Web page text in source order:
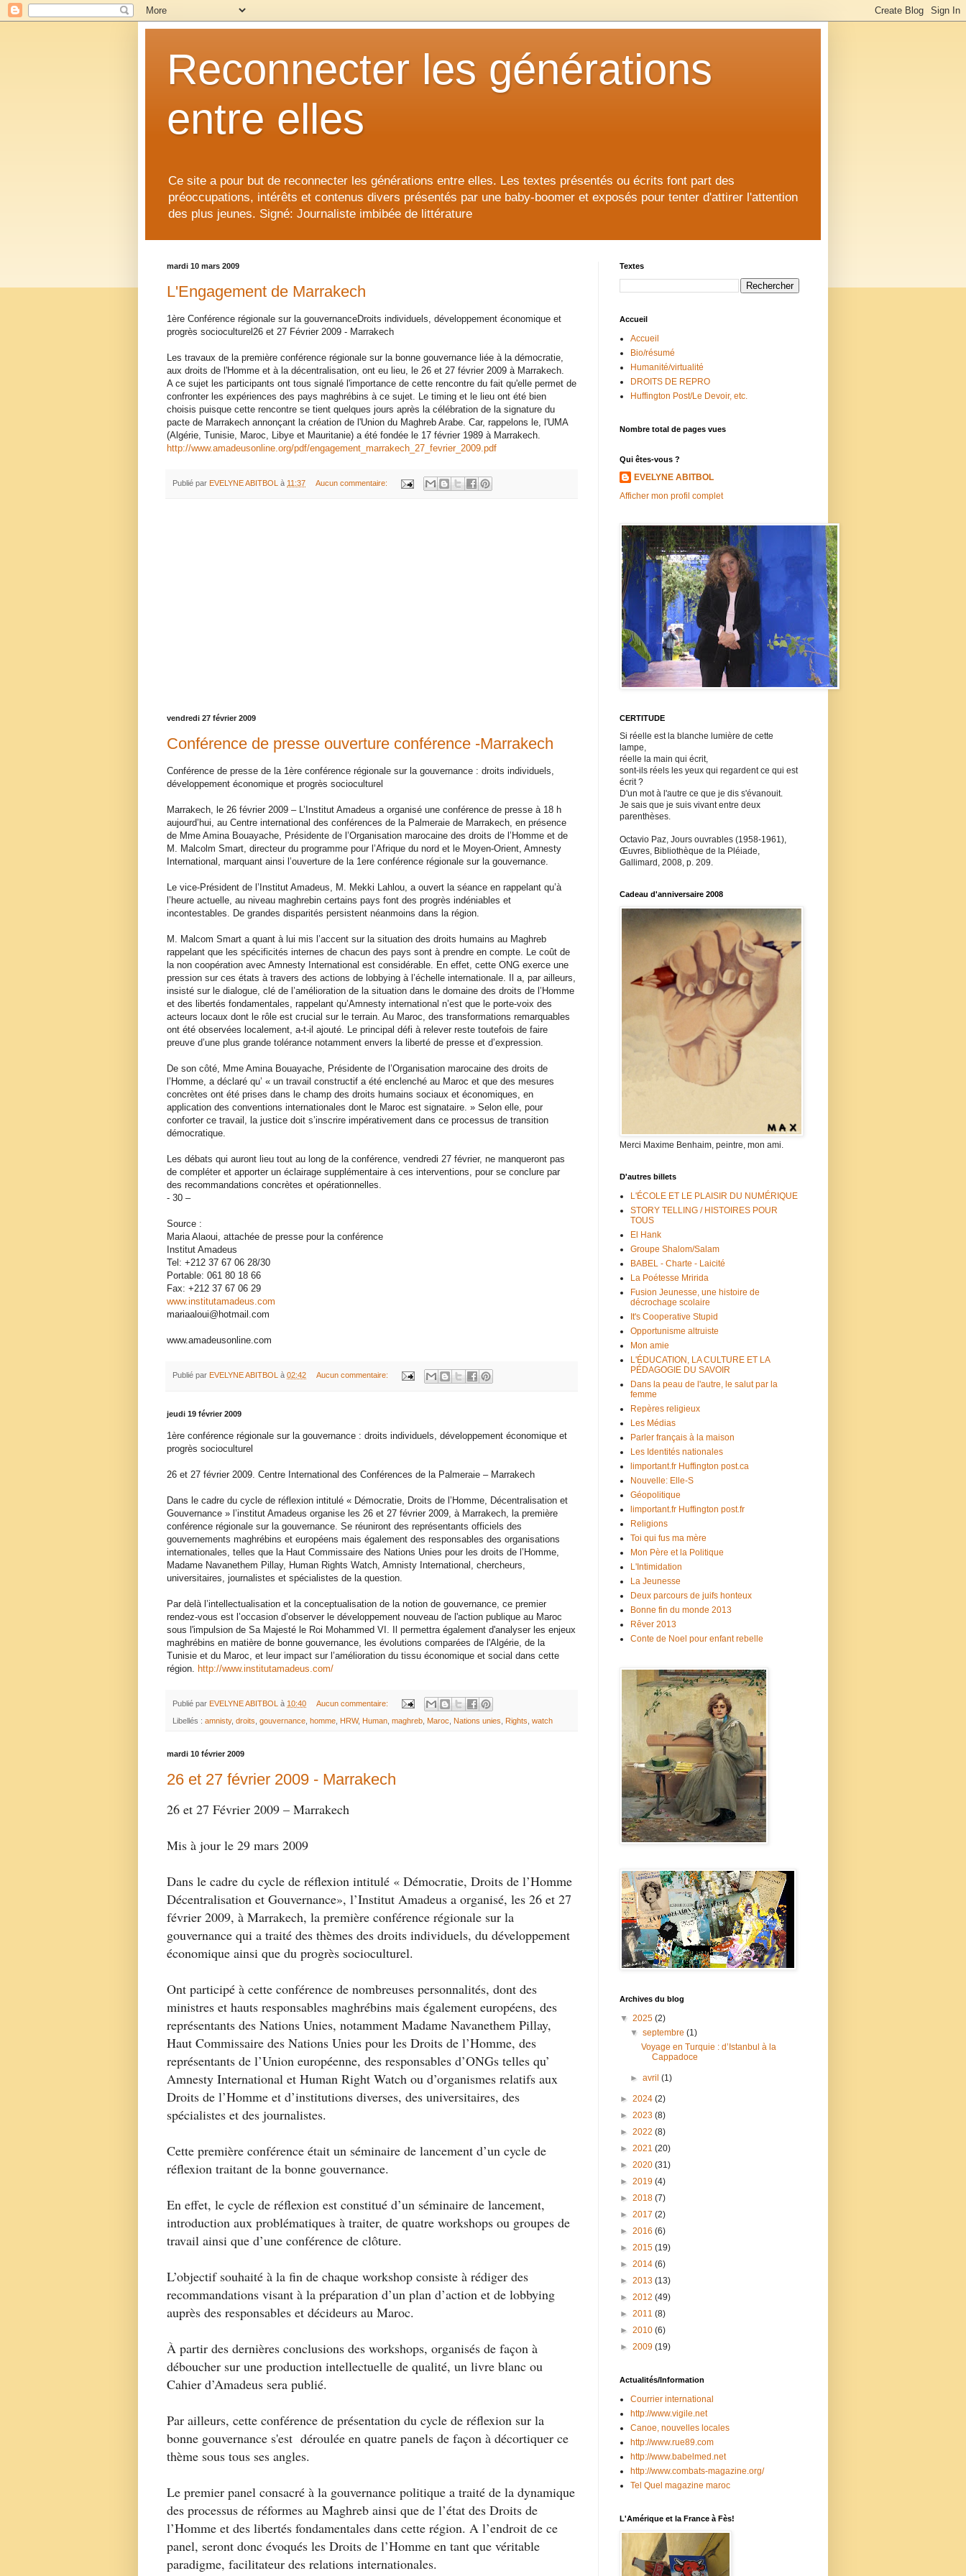
Reconnecter les générations
entre elles
Ce site a pour but de reconnecter les générations entre elles. Les textes présentés ou écrits font part des
préoccupations, intérêts et contenus divers présentés par une baby-boomer et exposés pour tenter d'attirer l'attention
des plus jeunes. Signé: Journaliste imbibée de littérature
mardi 10 mars 2009
L'Engagement de Marrakech
1ère Conférence régionale sur la gouvernanceDroits individuels, développement économique et
progrès socioculturel26 et 27 Février 2009 - Marrakech
Les travaux de la première conférence régionale sur la bonne gouvernance liée à la démocratie,
aux droits de l'Homme et à la décentralisation, ont eu lieu, le 26 et 27 février 2009 à Marrakech.
A ce sujet les participants ont tous signalé l'importance de cette rencontre du fait qu'elle permet de
confronter les expériences des pays maghrébins à ce sujet. Le timing et le lieu ont été bien
choisis puisque cette rencontre se tient quelques jours après la célébration de la signature du
pacte de Marrakech annonçant la création de l'Union du Maghreb Arabe. Car, rappelons le, l'UMA
(Algérie, Tunisie, Maroc, Libye et Mauritanie) a été fondée le 17 février 1989 à Marrakech.
http://www.amadeusonline.org/pdf/engagement_marrakech_27_fevrier_2009.pdf
Publié par EVELYNE ABITBOL à 11:37 Aucun commentaire:
vendredi 27 février 2009
Conférence de presse ouverture conférence -Marrakech
Conférence de presse de la 1ère conférence régionale sur la gouvernance : droits individuels,
développement économique et progrès socioculturel
Marrakech, le 26 février 2009 – L’Institut Amadeus a organisé une conférence de presse à 18 h
aujourd’hui, au Centre international des conférences de la Palmeraie de Marrakech, en présence
de Mme Amina Bouayache, Présidente de l’Organisation marocaine des droits de l’Homme et de
M. Malcolm Smart, directeur du programme pour l’Afrique du nord et le Moyen-Orient, Amnesty
International, marquant ainsi l’ouverture de la 1ere conférence régionale sur la gouvernance.
Le vice-Président de l’Institut Amadeus, M. Mekki Lahlou, a ouvert la séance en rappelant qu’à
l’heure actuelle, au niveau maghrebin certains pays font des progrès indéniables et
incontestables. De grandes disparités persistent néanmoins dans la région.
M. Malcom Smart a quant à lui mis l’accent sur la situation des droits humains au Maghreb
rappelant que les spécificités internes de chacun des pays sont à prendre en compte. Le coût de
la non coopération avec Amnesty International est considérable. En effet, cette ONG exerce une
pression sur ces états à travers des actions de lobbying à l’échelle internationale. Il a, par ailleurs,
insisté sur le dialogue, clé de l’amélioration de la situation dans le domaine des droits de l’Homme
et des libertés fondamentales, rappelant qu’Amnesty international n’est que le porte-voix des
acteurs locaux dont le rôle est crucial sur le terrain. Au Maroc, des transformations remarquables
ont été observées localement, a-t-il ajouté. Le principal défi à relever reste toutefois de faire
preuve d’une plus grande tolérance notamment envers la liberté de presse et d’expression.
De son côté, Mme Amina Bouayache, Présidente de l’Organisation marocaine des droits de
l’Homme, a déclaré qu’ « un travail constructif a été enclenché au Maroc et que des mesures
concrètes ont été prises dans le champ des droits humains sociaux et économiques, en
application des conventions internationales dont le Maroc est signataire. » Selon elle, pour
conforter ce travail, la justice doit s’inscrire impérativement dans ce processus de transition
démocratique.
Les débats qui auront lieu tout au long de la conférence, vendredi 27 février, ne manqueront pas
de compléter et apporter un éclairage supplémentaire à ces interventions, pour se conclure par
des recommandations concrètes et opérationnelles.
- 30 –
Source :
Maria Alaoui, attachée de presse pour la conférence
Institut Amadeus
Tel: +212 37 67 06 28/30
Portable: 061 80 18 66
Fax: +212 37 67 06 29
www.institutamadeus.com
mariaaloui@hotmail.com
www.amadeusonline.com
Publié par EVELYNE ABITBOL à 02:42 Aucun commentaire:
jeudi 19 février 2009
1ère conférence régionale sur la gouvernance : droits individuels, développement économique et
progrès socioculturel
26 et 27 février 2009. Centre International des Conférences de la Palmeraie – Marrakech
Dans le cadre du cycle de réflexion intitulé « Démocratie, Droits de l’Homme, Décentralisation et
Gouvernance » l’institut Amadeus organise les 26 et 27 février 2009, à Marrakech, la première
conférence régionale sur la gouvernance. Se réuniront des représentants officiels des
gouvernements maghrébins et européens mais également des responsables des organisations
internationales, telles que la Haut Commissaire des Nations Unies pour les droits de l’Homme,
Madame Navanethem Pillay, Human Rights Watch, Amnisty International, chercheurs,
universitaires, journalistes et spécialistes de la question.
Par delà l’intellectualisation et la conceptualisation de la notion de gouvernance, ce premier
rendez-vous est l’occasion d’observer le développement nouveau de l'action publique au Maroc
sous l'impulsion de Sa Majesté le Roi Mohammed VI. Il permettra également d'analyser les enjeux
maghrébins en matière de bonne gouvernance, les évolutions comparées de l'Algérie, de la
Tunisie et du Maroc, et leur impact sur l’amélioration du tissu économique et social dans cette
région. http://www.institutamadeus.com/
Publié par EVELYNE ABITBOL à 10:40 Aucun commentaire:
Libellés : amnisty, droits gouvernance homme HRW, Human maghreb Maroc Nations unies Rights watch
mardi 10 février 2009
26 et 27 février 2009 - Marrakech
26 et 27 Février 2009 – Marrakech
Mis à jour le 29 mars 2009
Dans le cadre du cycle de réflexion intitulé « Démocratie, Droits de l’Homme
Décentralisation et Gouvernance», l’Institut Amadeus a organisé, les 26 et 27
février 2009, à Marrakech, la première conférence régionale sur la
gouvernance qui a traité des thèmes des droits individuels, du développement
économique ainsi que du progrès socioculturel.
Ont participé à cette conférence de nombreuses personnalités, dont des
ministres et hauts responsables maghrébins mais également européens, des
représentants des Nations Unies, notamment Madame Navanethem Pillay,
Haut Commissaire des Nations Unies pour les Droits de l’Homme, des
représentants de l’Union européenne, des responsables d’ONGs telles qu’
Amnesty International et Human Right Watch ou d’organismes relatifs aux
Droits de l’Homme et d’institutions diverses, des universitaires, des
spécialistes et des journalistes.
Cette première conférence était un séminaire de lancement d’un cycle de
réflexion traitant de la bonne gouvernance.
En effet, le cycle de réflexion est constitué d’un séminaire de lancement,
introduction aux problématiques à traiter, de quatre workshops ou groupes de
travail ainsi que d’une conférence de clôture.
L’objectif souhaité à la fin de chaque workshop consiste à rédiger des
recommandations visant à la préparation d’un plan d’action et de lobbying
auprès des responsables et décideurs au Maroc.
À partir des dernières conclusions des workshops, organisés de façon à
déboucher sur une production intellectuelle de qualité, un livre blanc ou
Cahier d’Amadeus sera publié.
Par ailleurs, cette conférence de présentation du cycle de réflexion sur la
bonne gouvernance s'est déroulée en quatre panels de façon à décortiquer ce
thème sous tous ses angles.
Le premier panel consacré à la gouvernance politique a traité de la dynamique
des processus de réformes au Maghreb ainsi que de l’état des Droits de
l’Homme et des libertés fondamentales dans cette région. A l’endroit de ce
panel, seront donc évoqués les Droits de l’Homme en tant que véritable
paradigme, facilitateur des relations internationales.
Textes
Accueil
Accueil
Bio/résumé
Humanité/virtualité
DROITS DE REPRO
Huffington Post/Le Devoir, etc.
Nombre total de pages vues
Qui êtes-vous ?
EVELYNE ABITBOL
Afficher mon profil complet
CERTITUDE
Si réelle est la blanche lumière de cette
lampe,
réelle la main qui écrit,
sont-ils réels les yeux qui regardent ce qui est
écrit ?
D'un mot à l'autre ce que je dis s'évanouit.
Je sais que je suis vivant entre deux
parenthèses.
Octavio Paz, Jours ouvrables (1958-1961),
Œuvres, Bibliothèque de la Pléiade,
Gallimard, 2008, p. 209.
Cadeau d'anniversaire 2008
Merci Maxime Benhaim, peintre, mon ami.
D'autres billets
L'ÉCOLE ET LE PLAISIR DU NUMÉRIQUE
STORY TELLING / HISTOIRES POUR
TOUS
El Hank
Groupe Shalom/Salam
BABEL - Charte - Laicité
La Poétesse Mririda
Fusion Jeunesse, une histoire de
décrochage scolaire
It's Cooperative Stupid
Opportunisme altruiste
Mon amie
L'ÉDUCATION, LA CULTURE ET LA
PÉDAGOGIE DU SAVOIR
Dans la peau de l'autre, le salut par la
femme
Repères religieux
Les Médias
Parler français à la maison
Les Identités nationales
limportant.fr Huffington post.ca
Nouvelle: Elle-S
Géopolitique
limportant.fr Huffington post.fr
Religions
Toi qui fus ma mère
Mon Père et la Politique
L'Intimidation
La Jeunesse
Deux parcours de juifs honteux
Bonne fin du monde 2013
Rêver 2013
Conte de Noel pour enfant rebelle
Archives du blog
▼ 2025 (2)
▼septembre(1)
Voyage en Turquie : d’Istanbul à la
Cappadoce
►avril(1)
► 2024 (2)
► 2023 (8)
► 2022 (8)
► 2021 (20)
► 2020 (31)
► 2019 (4)
► 2018 (7)
► 2017 (2)
► 2016 (6)
► 2015 (19)
► 2014 (6)
► 2013 (13)
► 2012 (49)
► 2011 (8)
► 2010 (6)
► 2009 (19)
Actualités/Information
Courrier international
http://www.vigile.net
Canoe, nouvelles locales
http://www.rue89.com
http://www.babelmed.net
http://www.combats-magazine.org/
Tel Quel magazine maroc
L'Amérique et la France à Fès!